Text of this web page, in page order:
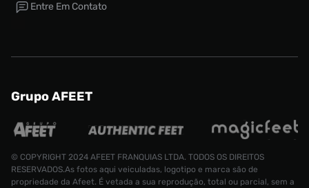
Entre Em Contato
Grupo AFEET
© COPYRIGHT 2024 AFEET FRANQUIAS LTDA. TODOS OS DIREITOS
RESERVADOS.As fotos aqui veiculadas, logotipo e marca são de
propriedade da Afeet. É vetada a sua reprodução, total ou parcial, sem a